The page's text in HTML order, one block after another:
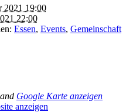
2021 19:00
22:00
Essen, Events, Gemeinschaft
Google Karte anzeigen
anzeigen